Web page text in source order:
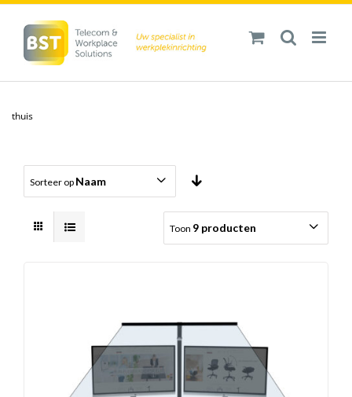
inhoud
thuis
Sorteer op Naam
Toon 9 producten